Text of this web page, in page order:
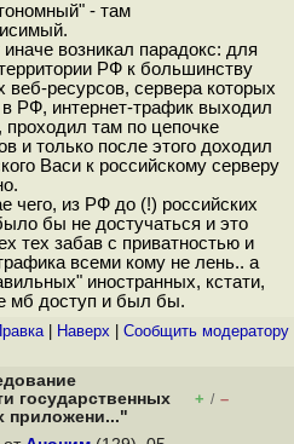
- там
возникал парадокс: для
РФ к большинству
веб-ресурсов, сервера которых
в РФ, интернет-трафик выходил
проходил там по цепочке
и только после этого доходил
Васи к российскому серверу
чего, из РФ до (!) российских
бы не достучаться и это
тех забав с приватностью и
всеми кому не лень.. а
иностранных, кстати,
мб доступ и был бы.
| Наверх Cообщить модератору
государственных
приложени..."
+ / –